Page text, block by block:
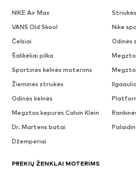
NIKE Air Max
Striukės
VANS Old Skool
Nike
Čelsiai
Odinės
Šalikėliai pilka
Sportinės kelnės moterims
Žieminės striukės
Odinės kelnės
Megztos kepurės Calvin Klein
Dr. Martens batai
Džemperiai
PREKIŲ ŽENKLAI MOTERIMS